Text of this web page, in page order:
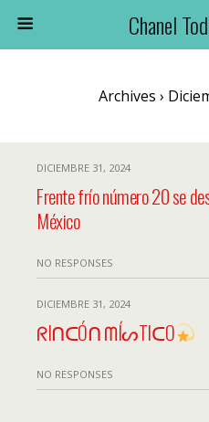
Chanel
Archives ›
DICIEMBRE 31, 2024
Frente frío número 20 se
México
NO RESPONSES
DICIEMBRE 31, 2024
ᖇIᑎᑕÓᑎ ᗰÍᔕTIᑕO
NO RESPONSES